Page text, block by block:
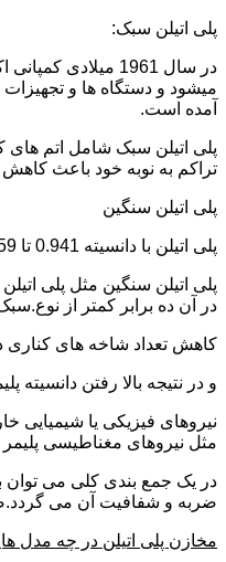
پلی اتیلن سبک:
میشود و دستگاه ها و
آمده است.
پلی اتیلن سبک شامل اتم های
تراکم به نوبه خود باعث کاهش دانسیته پلیمر می
پلی اتیلن سنگین
پلی اتیلن با دانسیته 0.941 تا 0.959 گرم بر سانتی متر مکعب پلی اتیلن سنگین نام دارد.
در آن ده برابر کمتر از
کاهش تعداد شاخه های کناری
و در نتیجه بالا رفتن دانسیته
نیروهای فیزیکی یا شیمیایی
مثل نیروهای مغناطیسی
در یک جمع بندی کلی می
ضربه و شفافیت آن می
مخازن پلی اتیلن در چه مدل